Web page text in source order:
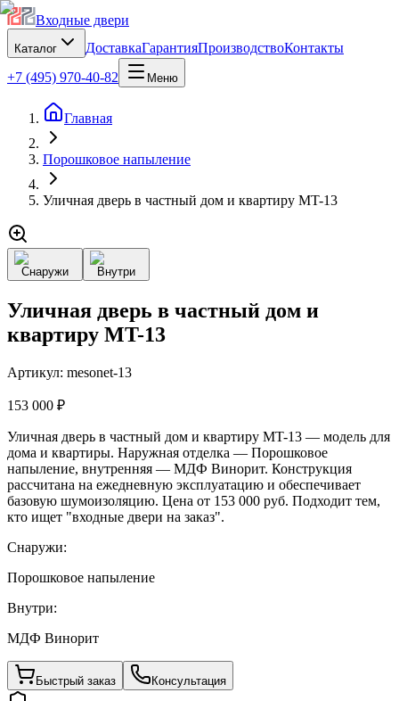
Входные двери
Каталог ДоставкаГарантияПроизводствоКонтакты
+7 (495) 970-40-82
Меню
Главная
Порошковое напыление
Уличная дверь в частный дом и квартиру MT-13
Снаружи Внутри
Уличная дверь в частный дом и
квартиру MT-13
Артикул: mesonet-13
153 000 ₽
Уличная дверь в частный дом и квартиру MT-13 — модель для
дома и квартиры. Наружная отделка — Порошковое
напыление, внутренняя — МДФ Винорит. Конструкция
рассчитана на ежедневную эксплуатацию и обеспечивает
базовую шумоизоляцию. Цена от 153 000 руб. Подходит тем,
кто ищет "входные двери на заказ".
Снаружи:
Порошковое напыление
Внутри:
МДФ Винорит
Быстрый заказ Консультация